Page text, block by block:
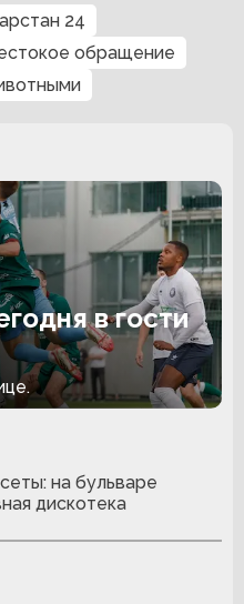
24
обращение
в гости
на бульваре
дискотека